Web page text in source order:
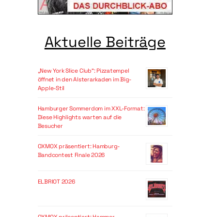
Aktuelle Beiträge
„New York Slice Club“: Pizzatempel
öffnet in den Alsterarkaden im Big-
Apple-Stil
Hamburger Sommerdom im XXL-Format:
Diese Highlights warten auf die
Besucher
OXMOX präsentiert: Hamburg-
Bandcontest Finale 2026
ELBRIOT 2026